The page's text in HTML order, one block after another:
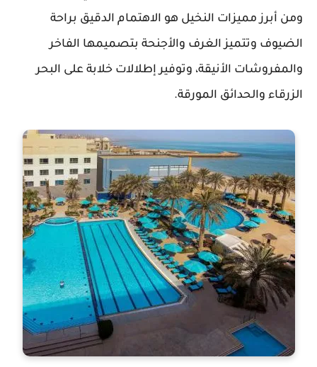
ومن أبرز مميزات النخيل هو الاهتمام الدقيق براحة
الضيوف وتتميز الغرف والأجنحة بتصميمها الفاخر
والمفروشات الأنيقة، وتوفير إطلالات خلابة على البحر
الزرقاء والحدائق المورقة.